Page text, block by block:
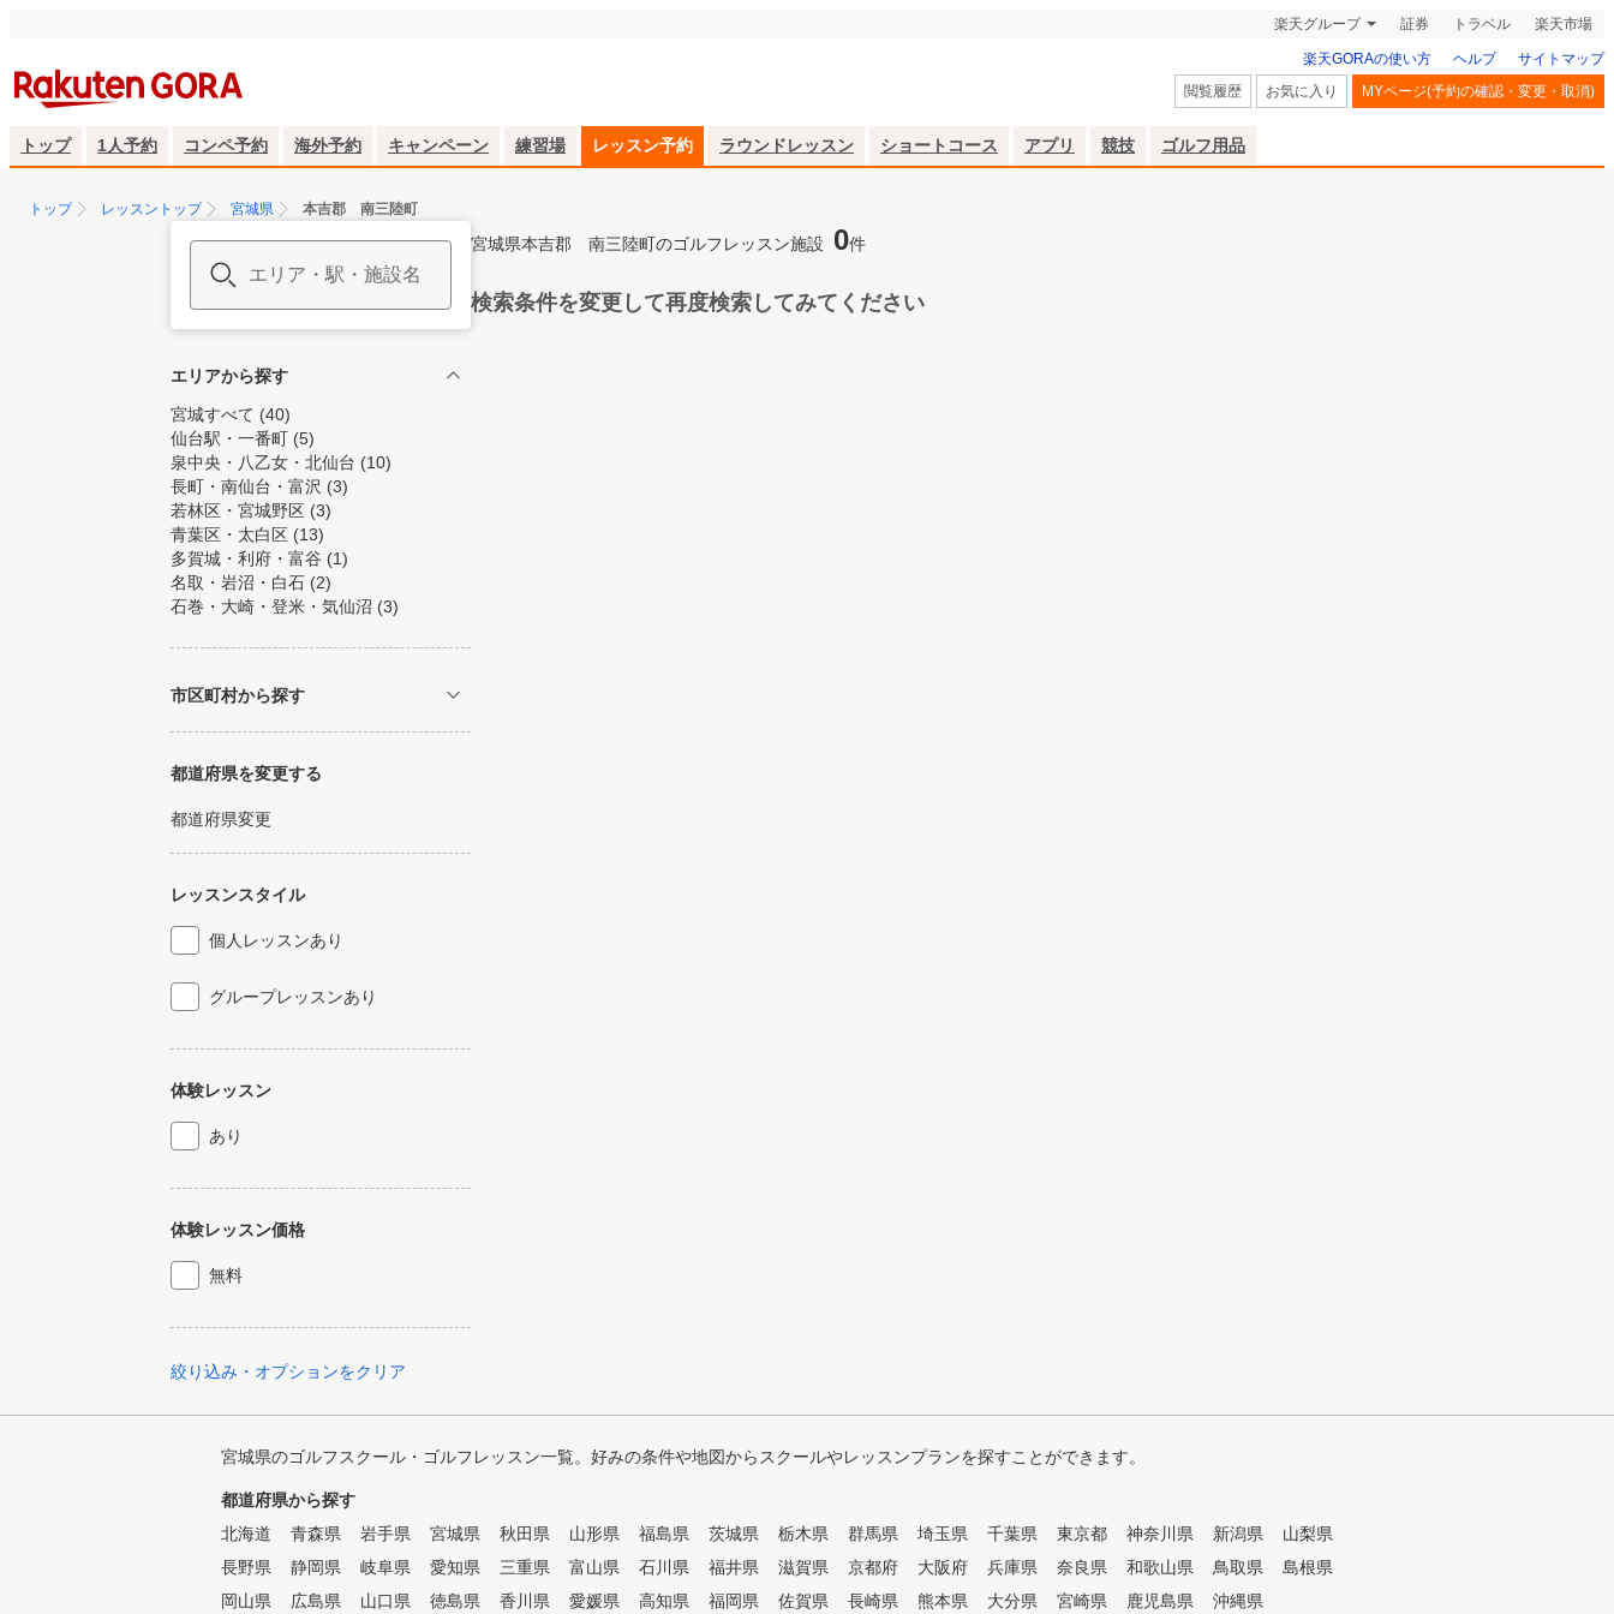
楽天グループ 証券 トラベル 楽天市場
楽天GORAの使い方 ヘルプ
サイトマップ
閲覧履歴
お気に入り MYページ(予約の確認・変更・取消)
トップ 1人予約 コンペ予約 海外予約 キャンペーン 練習場 レッスン予約 ラウンドレッスン ショートコース アプリ 競技 ゴルフ用品
トップ レッスントップ 宮城県 本吉郡 南三陸町
エリアから探す
宮城すべて (40)
仙台駅・一番町 (5)
泉中央・八乙女・北仙台 (10)
長町・南仙台・富沢 (3)
若林区・宮城野区 (3)
青葉区・太白区 (13)
多賀城・利府・富谷 (1)
名取・岩沼・白石 (2)
石巻・大崎・登米・気仙沼 (3)
市区町村から探す
都道府県を変更する
都道府県変更
レッスンスタイル
個人レッスンあり
グループレッスンあり
体験レッスン
あり
体験レッスン価格
無料
絞り込み・オプションをクリア
宮城県本吉郡 南三陸町のゴルフレッスン施設 0件
検索条件を変更して再度検索してみてください
宮城県のゴルフスクール・ゴルフレッスン一覧。好みの条件や地図からスクールやレッスンプランを探すことができます。
都道府県から探す
北海道
青森県 岩手県 宮城県 秋田県 山形県 福島県 茨城県 栃木県 群馬県 埼玉県 千葉県 東京都 神奈川県 新潟県
山梨県
長野県
静岡県 岐阜県 愛知県 三重県 富山県 石川県 福井県 滋賀県 京都府 大阪府 兵庫県 奈良県 和歌山県 鳥取県
島根県
岡山県
広島県 山口県 徳島県 香川県 愛媛県 高知県 福岡県 佐賀県 長崎県 熊本県 大分県 宮崎県 鹿児島県 沖縄県